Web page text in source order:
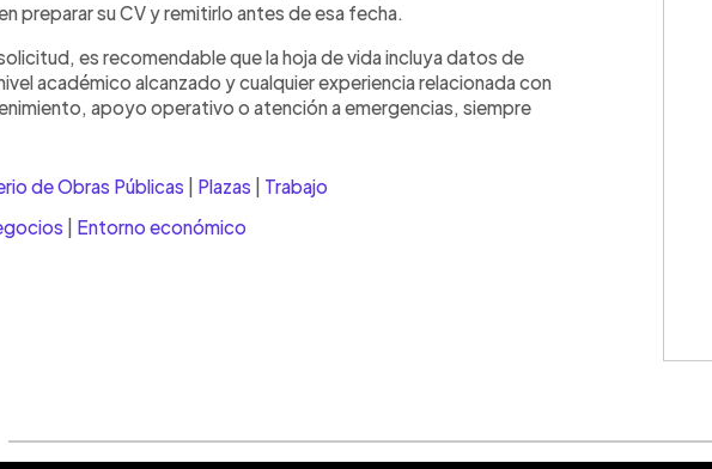
preparar su CV y remitirlo antes de esa fecha.
es recomendable que la hoja de vida incluya datos de
académico alcanzado y cualquier experiencia relacionada con
apoyo operativo o atención a emergencias, siempre
de Obras Públicas Plazas Trabajo
Entorno económico
⚠️